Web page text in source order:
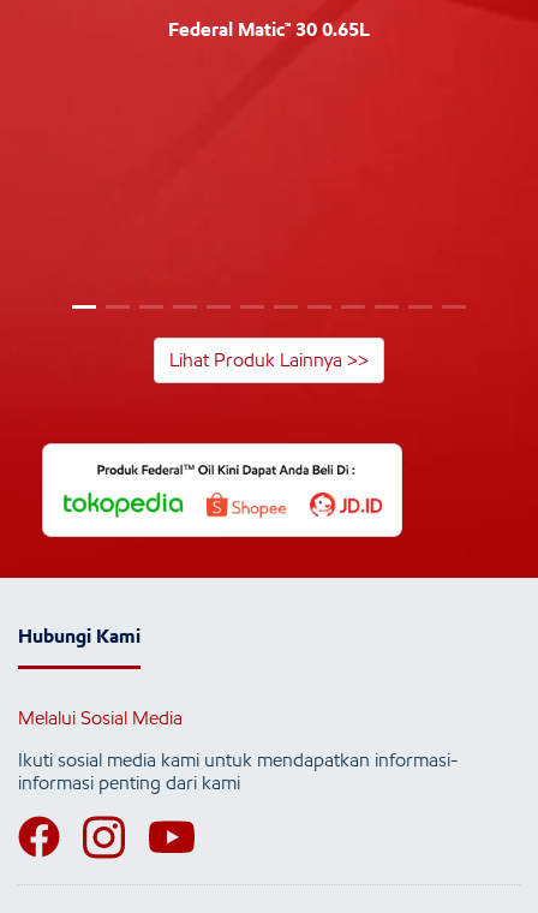
Federal Matic™ 30 0.65L
Lihat Produk Lainnya >>
Hubungi Kami
Melalui Sosial Media
Ikuti sosial media kami untuk mendapatkan informasi-
informasi penting dari kami